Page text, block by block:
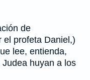
de
el profeta Daniel,)
lee, entienda,
Judea huyan a los